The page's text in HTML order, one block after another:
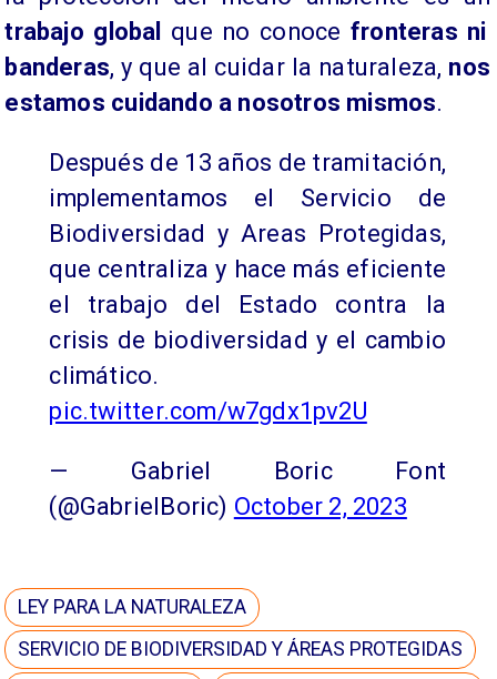
trabajo global que no conoce fronteras ni
banderas, y que al cuidar la naturaleza, nos
estamos cuidando a nosotros mismos.
Después de 13 años de tramitación,
implementamos el Servicio de
Biodiversidad y Areas Protegidas,
que centraliza y hace más eficiente
el trabajo del Estado contra la
crisis de biodiversidad y el cambio
climático.
pic.twitter.com/w7gdx1pv2U
— Gabriel Boric Font
(@GabrielBoric) October 2, 2023
LEY PARA LA NATURALEZA
SERVICIO DE BIODIVERSIDAD Y ÁREAS PROTEGIDAS